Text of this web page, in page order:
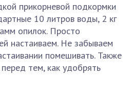
прикорневой подкормки
10 литров воды, 2 кг
опилок. Просто
настаиваем. Не забываем
помешивать. Также
тем, как удобрять